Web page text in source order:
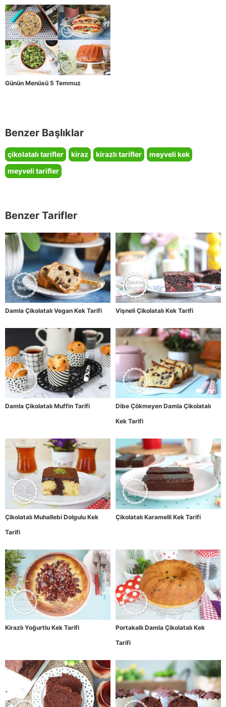
Günün Menüsü 5 Temmuz
Benzer Başlıklar
çikolatalı tarifler kiraz kirazlı tarifler
meyveli kek
meyveli tarifler
Benzer Tarifler
Damla Çikolatalı Vegan Kek Tarifi Vişneli Çikolatalı Kek Tarifi
Damla Çikolatalı Muffin Tarifi
Dibe Çökmeyen Damla Çikolatalı
Kek Tarifi
Çikolatalı Muhallebi Dolgulu Kek
Tarifi
Çikolatalı Karamelli Kek Tarifi
Kirazlı Yoğurtlu Kek Tarifi
Portakallı Damla Çikolatalı Kek
Tarifi